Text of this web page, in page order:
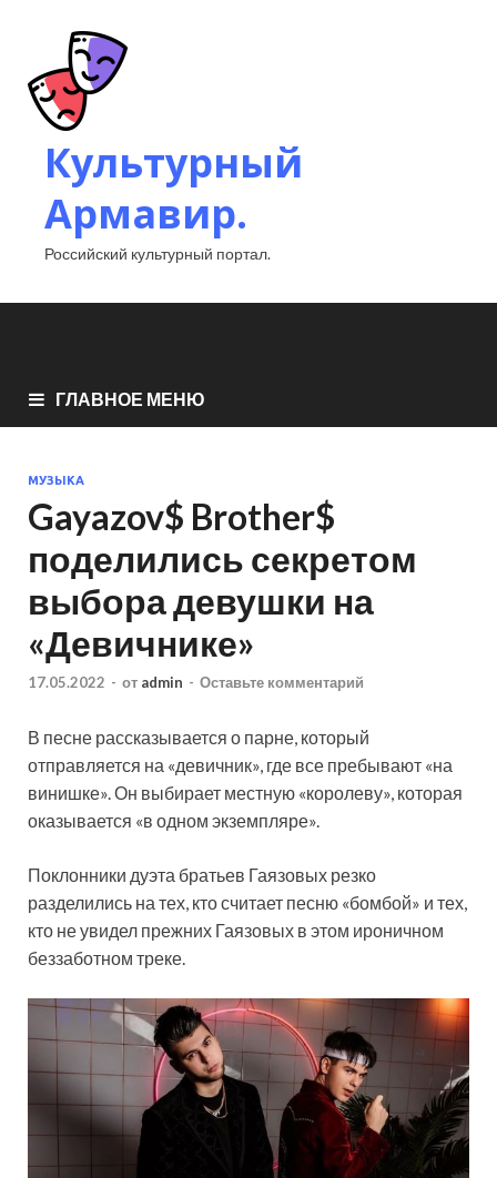
Культурный
Армавир.
Российский культурный портал.
ГЛАВНОЕ МЕНЮ
МУЗЫКА
Gayazov$ Brother$
поделились секретом
выбора девушки на
«Девичнике»
17.05.2022 - от admin - Оставьте комментарий
В песне рассказывается о парне, который
отправляется на «девичник», где все пребывают «на
винишке». Он выбирает местную «королеву», которая
оказывается «в одном экземпляре».
Поклонники дуэта братьев Гаязовых резко
разделились на тех, кто считает песню «бомбой» и тех,
кто не увидел прежних Гаязовых в этом ироничном
беззаботном треке.